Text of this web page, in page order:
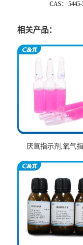
CAS：
相关产品：
厌氧指示剂,氧气